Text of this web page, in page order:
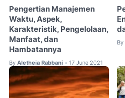
Pengertian Manajemen
Waktu, Aspek,
Karakteristik, Pengelolaan,
Manfaat, dan
Hambatannya
By Aletheia Rabbani • 17 June 2021
By